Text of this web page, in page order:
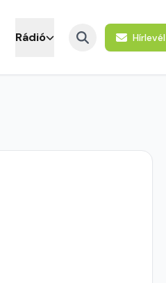
Rádió Hírlevél